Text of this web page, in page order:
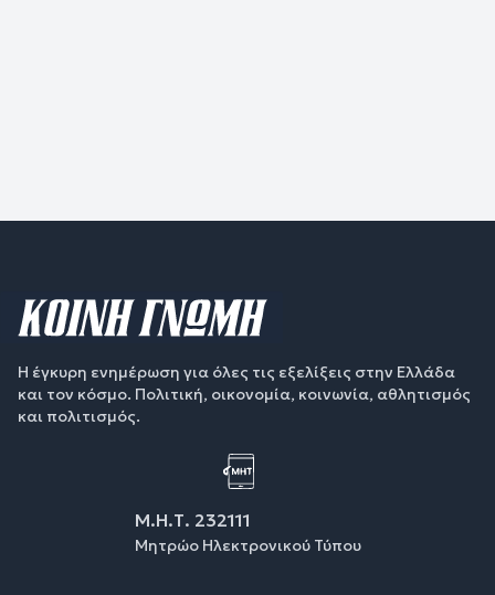
Η έγκυρη ενημέρωση για όλες τις εξελίξεις στην Ελλάδα
και τον κόσμο. Πολιτική, οικονομία, κοινωνία, αθλητισμός
και πολιτισμός.
Μ.Η.Τ. 232111
Μητρώο Ηλεκτρονικού Τύπου